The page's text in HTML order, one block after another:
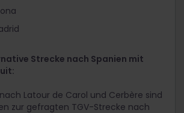
Strecke nach Spanien mit
Latour de Carol und Cerbère sind
zur gefragten TGV-Strecke nach